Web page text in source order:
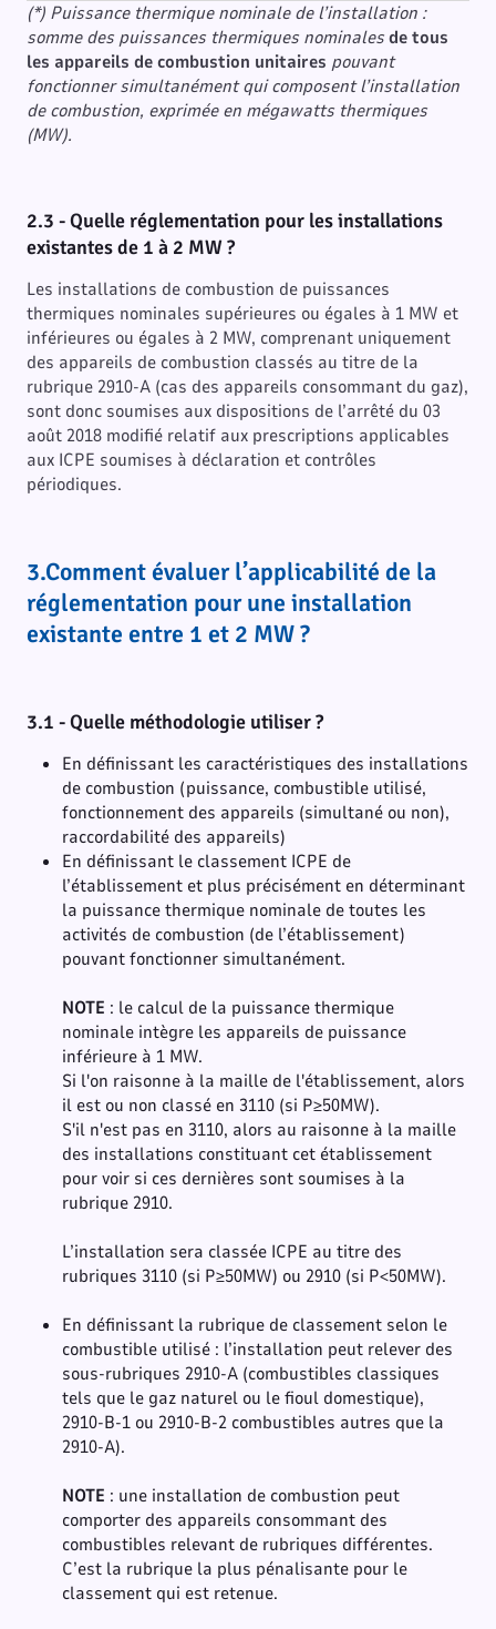
(*) Puissance thermique nominale de l’installation :
somme des puissances thermiques nominalesde tous
les appareils de combustion unitaires pouvant
fonctionner simultanément qui composent l’installation
de combustion, exprimée en mégawatts thermiques
(MW).
2.3 -Quelle réglementation pour les installations
existantes de 1 à 2 MW ?
Les installations de combustion de puissances
thermiques nominales supérieures ou égales à 1 MW et
inférieures ou égales à 2 MW, comprenant uniquement
des appareils de combustion classés au titre de la
rubrique 2910-A (cas des appareils consommant du gaz),
sont donc soumises aux dispositions de l’arrêté du 03
août 2018 modifié relatif aux prescriptions applicables
aux ICPE soumises à déclaration et contrôles
périodiques.
3.Comment évaluer l’applicabilité de la
réglementation pour une installation
existante entre 1 et 2 MW ?
3.1 - Quelle méthodologie utiliser ?
En définissant les caractéristiques des installations
de combustion (puissance, combustible utilisé,
fonctionnement des appareils (simultané ou non),
raccordabilité des appareils)
En définissant le classement ICPE de
l’établissement et plus précisément en déterminant
la puissance thermique nominale de toutes les
activités de combustion (de l’établissement)
pouvant fonctionner simultanément.
NOTE : le calcul de la puissance thermique
nominale intègre les appareils de puissance
inférieure à 1 MW.
Si l'on raisonne à la maille de l'établissement, alors
il est ou non classé en 3110 (si P≥50MW).
S'il n'est pas en 3110, alors au raisonne à la maille
des installations constituant cet établissement
pour voir si ces dernières sont soumises à la
rubrique 2910.
L’installation sera classée ICPE au titre des
rubriques 3110 (si P≥50MW) ou 2910 (si P<50MW).
En définissant la rubrique de classement selon le
combustible utilisé : l’installation peut relever des
sous-rubriques 2910-A (combustibles classiques
tels que le gaz naturel ou le fioul domestique),
2910-B-1 ou 2910-B-2 combustibles autres que la
2910-A).
NOTE : une installation de combustion peut
comporter des appareils consommant des
combustibles relevant de rubriques différentes.
C’est la rubrique la plus pénalisante pour le
classement qui est retenue.